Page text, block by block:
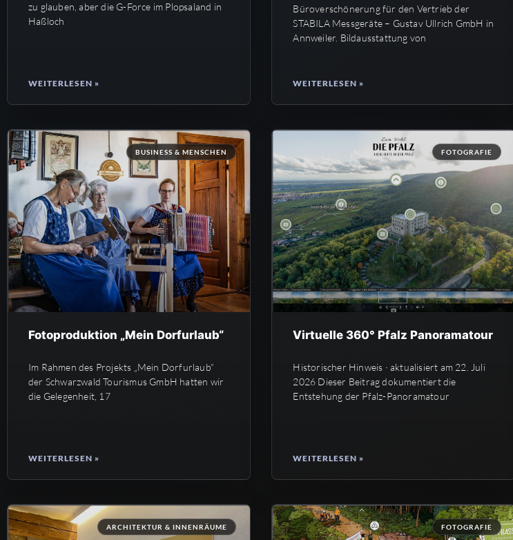
zu glauben, aber die G-Force im Plopsaland in
Haßloch
WEITERLESEN »
Büroverschönerung für den Vertrieb der
STABILA Messgeräte – Gustav Ullrich GmbH in
Annweiler.​ Bildausstattung von
WEITERLESEN »
BUSINESS & MENSCHEN
Fotoproduktion „Mein Dorfurlaub“
Im Rahmen des Projekts „Mein Dorfurlaub“
der Schwarzwald Tourismus GmbH hatten wir
die Gelegenheit, 17
WEITERLESEN »
FOTOGRAFIE
Virtuelle 360° Pfalz Panoramatour
Historischer Hinweis · aktualisiert am 22. Juli
2026 Dieser Beitrag dokumentiert die
Entstehung der Pfalz-Panoramatour
WEITERLESEN »
ARCHITEKTUR & INNENRÄUME FOTOGRAFIE